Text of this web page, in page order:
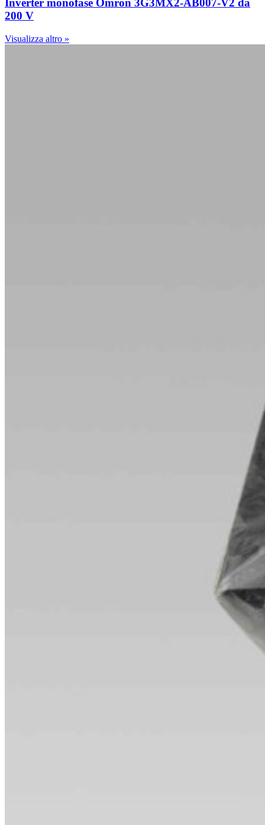
Inverter monofase Omron 3G3MX2-AB007-V2 da
200 V
Visualizza altro »